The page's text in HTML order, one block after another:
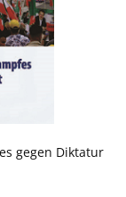
gegen Diktatur